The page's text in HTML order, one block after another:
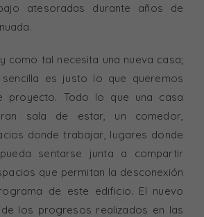
atesoradas durante años de
como tal necesita una nueva casa;
es justo lo que queremos
proyecto. Todo lo que una casa
sala de estar, un comedor,
donde trabajar, lugares donde
sentarse junta a compartir
que permitan la desconexión
de este edificio. El nuevo
los progresos realizados en las